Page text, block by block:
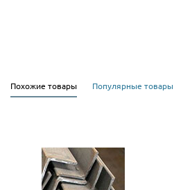
Похожие товары Популярные товары